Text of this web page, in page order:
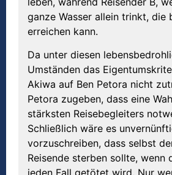
ganze Wasser allein trinkt, die
erreichen kann.
Da unter diesen
Umständen das
Akiwa auf Ben Petora nicht
Petora zugeben, dass eine
stärksten Reisebegleiters
Schließlich wäre es
vorzuschreiben, dass selbst
Reisende sterben sollte, wenn